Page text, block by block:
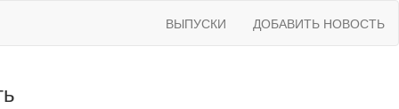
ВЫПУСКИ ДОБАВИТЬ НОВОСТЬ